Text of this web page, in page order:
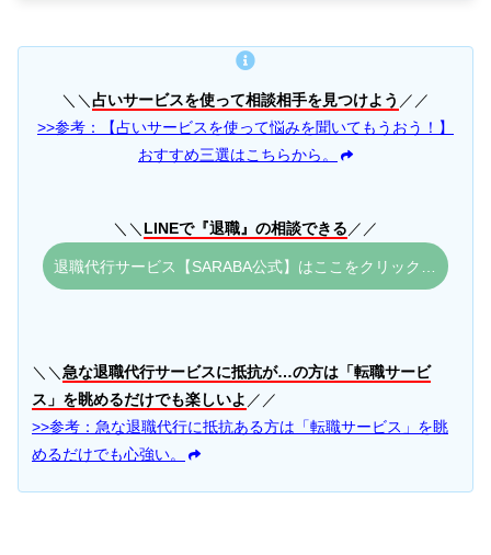
＼＼占いサービスを使って相談相手を見つけよう ／／
>>参考：【占いサービスを使って悩みを聞いてもうおう！】
おすすめ三選はこちらから。
＼＼ LINEで『退職』の相談できる ／／
退職代行サービス【SARABA公式】はここをクリック。
＼＼急な退職代行サービスに抵抗が…の方は「転職サービ
ス」を眺めるだけでも楽しいよ ／／
>>参考：急な退職代行に抵抗ある方は「転職サービス」を眺
めるだけでも心強い。